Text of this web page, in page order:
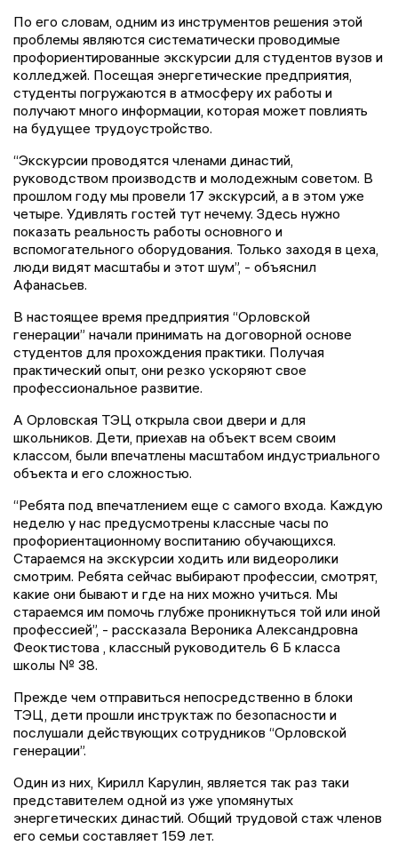
По его словам, одним из инструментов решения этой
проблемы являются систематически проводимые
профориентированные экскурсии для студентов вузов и
колледжей. Посещая энергетические предприятия,
студенты погружаются в атмосферу их работы и
получают много информации, которая может повлиять
на будущее трудоустройство.
“Экскурсии проводятся членами династий,
руководством производств и молодежным советом. В
прошлом году мы провели 17 экскурсий, а в этом уже
четыре. Удивлять гостей тут нечему. Здесь нужно
показать реальность работы основного и
вспомогательного оборудования. Только заходя в цеха,
люди видят масштабы и этот шум”, - объяснил
Афанасьев.
В настоящее время предприятия “Орловской
генерации” начали принимать на договорной основе
студентов для прохождения практики. Получая
практический опыт, они резко ускоряют свое
профессиональное развитие.
А Орловская ТЭЦ открыла свои двери и для
школьников. Дети, приехав на объект всем своим
классом, были впечатлены масштабом индустриального
объекта и его сложностью.
“Ребята под впечатлением еще с самого входа. Каждую
неделю у нас предусмотрены классные часы по
профориентационному воспитанию обучающихся.
Стараемся на экскурсии ходить или видеоролики
смотрим. Ребята сейчас выбирают профессии, смотрят,
какие они бывают и где на них можно учиться. Мы
стараемся им помочь глубже проникнуться той или иной
профессией”, - рассказала Вероника Александровна
Феоктистова , классный руководитель 6 Б класса
школы № 38.
Прежде чем отправиться непосредственно в блоки
ТЭЦ, дети прошли инструктаж по безопасности и
послушали действующих сотрудников “Орловской
генерации”.
Один из них, Кирилл Карулин, является так раз таки
представителем одной из уже упомянутых
энергетических династий. Общий трудовой стаж членов
его семьи составляет 159 лет.